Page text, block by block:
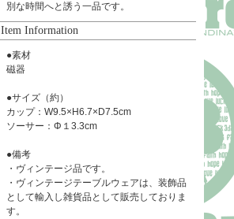
別な時間へと誘う一品です。
Item Information
●素材
磁器
●サイズ（約）
カップ：W9.5×H6.7×D7.5cm
ソーサー：Φ１3.3cm
●備考
・ヴィンテージ品です。
・ヴィンテージテーブルウェアは、装飾品
として輸入し雑貨品として販売しておりま
す。